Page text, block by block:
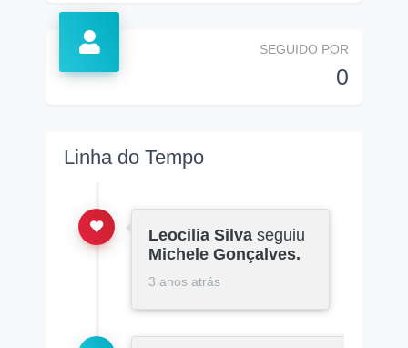
SEGUIDO POR
0
Linha do Tempo
Leocilia Silva seguiu
Michele Gonçalves.
3 anos atrás